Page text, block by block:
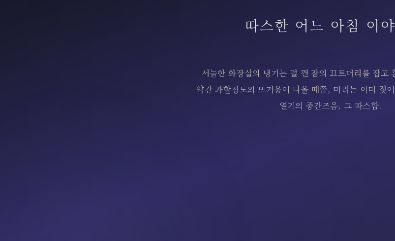
따스한 어느 아침 이
서늘한 화장실의 냉기는 덜 깬 잠의 끄트머리를 잡고
약간 과할정도의 뜨거움이 나올 때쯤, 머리는 이미 젖
열기의 중간즈음, 그 따스함.